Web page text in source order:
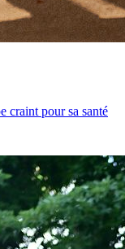
craint pour sa santé